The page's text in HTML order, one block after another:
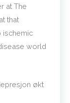
at The
that
ischemic
world
økt